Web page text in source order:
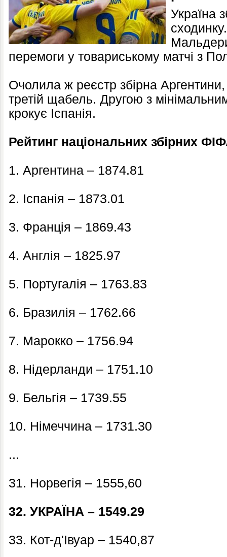
Україна
перемоги у товариському матчі з
Очолила ж реєстр збірна
третій щабель. Другою з
крокує Іспанія.
Рейтинг національних збірних
1. Аргентина – 1874.81
2. Іспанія – 1873.01
3. Франція – 1869.43
4. Англія – 1825.97
5. Португалія – 1763.83
6. Бразилія – 1762.66
7. Марокко – 1756.94
8. Нідерланди – 1751.10
9. Бельгія – 1739.55
10. Німеччина – 1731.30
...
31. Норвегія – 1555,60
32. УКРАЇНА – 1549.29
33. Кот-д'Івуар – 1540,87